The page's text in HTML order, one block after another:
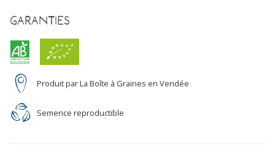
Garanties
Produit par La Boîte à Graines en Vendée
Semence reproductible